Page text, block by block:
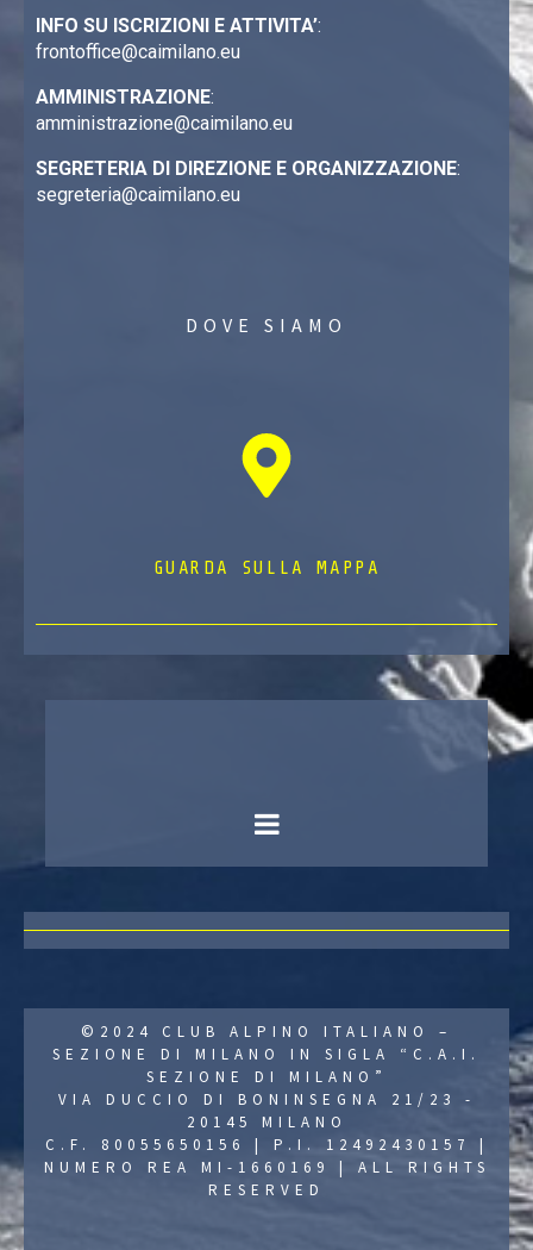
INFO SU ISCRIZIONI E ATTIVITA’:
frontoffice@caimilano.eu
AMMINISTRAZIONE:
amministrazione@caimilano.eu
SEGRETERIA DI DIREZIONE E ORGANIZZAZIONE:
segreteria@caimilano.eu
DOVE SIAMO
GUARDA SULLA MAPPA
©2024 CLUB ALPINO ITALIANO –
SEZIONE DI MILANO IN SIGLA “C.A.I.
SEZIONE DI MILANO”
VIA DUCCIO DI BONINSEGNA 21/23 -
20145 MILANO
C.F. 80055650156 | P.I. 12492430157 |
NUMERO REA MI-1660169 | ALL RIGHTS
RESERVED